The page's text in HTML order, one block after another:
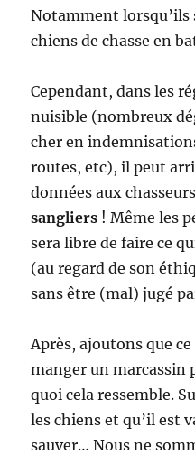
Notamment lorsqu’ils
chiens de chasse en
Cependant, dans les
nuisible (nombreux
cher en
routes, etc), il peut
données aux
sangliers ! Même les
sera libre de faire ce
(au regard de son
sans être (mal) jugé
Après, ajoutons que
manger un marcassin
quoi cela ressemble.
les chiens et qu’il est
sauver… Nous ne